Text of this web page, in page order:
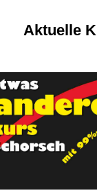
Aktuelle